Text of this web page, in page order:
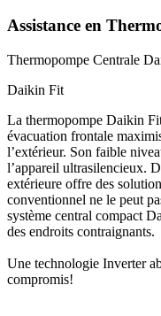
Assistance en
Thermopompe Centrale
Daikin Fit
La thermopompe Daikin
évacuation frontale
l’extérieur. Son faible
l’appareil ultrasilencieux.
extérieure offre des
conventionnel ne le peut
système central compact
des endroits contraignants.
Une technologie Inverter
compromis!